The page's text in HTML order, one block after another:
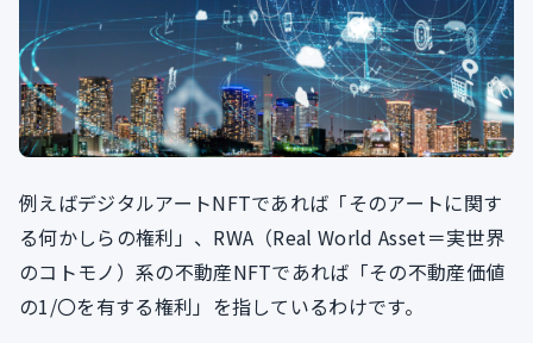
例えばデジタルアートNFTであれば「そのアートに関す
る何かしらの権利」、RWA（Real World Asset＝実世界
のコトモノ）系の不動産NFTであれば「その不動産価値
の1/〇を有する権利」を指しているわけです。